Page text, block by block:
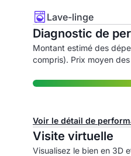
Lave-linge
Diagnostic de
Montant estimé des
compris). Prix moyen
Voir le détail de
Consommation
Visite virtuelle
Visualisez le bien en 3D